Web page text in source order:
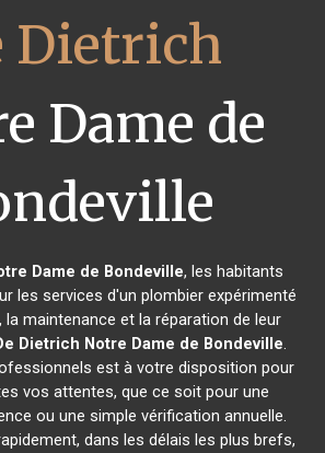
Dietrich
Dame de
Dame de Bondeville, les habitants
les services d'un plombier expérimenté
la maintenance et la réparation de leur
Dietrich Notre Dame de Bondeville.
est à votre disposition pour
vos attentes, que ce soit pour une
ou une simple vérification annuelle.
dans les délais les plus brefs,